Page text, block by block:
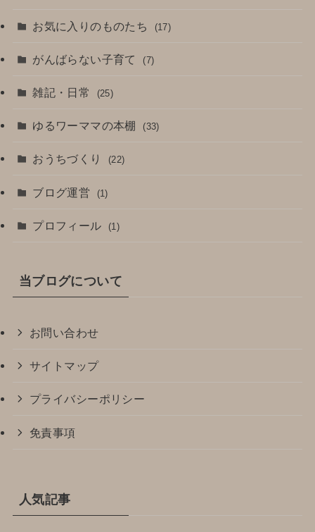
お気に入りのものたち (17)
がんばらない子育て (7)
雑記・日常 (25)
ゆるワーママの本棚 (33)
おうちづくり (22)
ブログ運営 (1)
プロフィール (1)
当ブログについて
お問い合わせ
サイトマップ
プライバシーポリシー
免責事項
人気記事